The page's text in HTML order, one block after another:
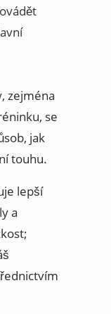
zejména
se
jak
touhu.
lepší
a